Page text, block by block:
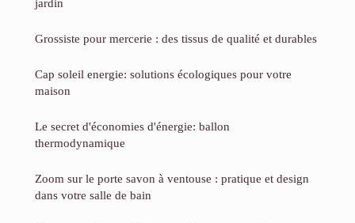
jardin
Grossiste pour mercerie : des tissus de qualité et durables
Cap soleil energie: solutions écologiques pour votre
maison
Le secret d'économies d'énergie: ballon
thermodynamique
Zoom sur le porte savon à ventouse : pratique et design
dans votre salle de bain